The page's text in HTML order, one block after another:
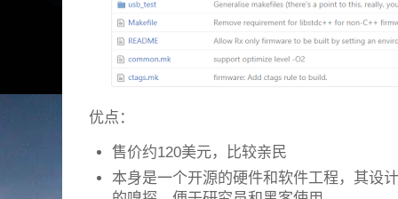
优点：
售价约120美元，比较亲民
本身是一个开源的硬件和软件工程，其设